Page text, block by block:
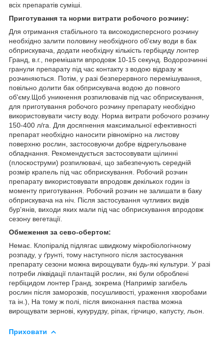
всіх препаратів суміші.
Приготування та норми витрати робочого розчину:
Для отримання стабільного та високодисперсного розчину
необхідно залити половину необхідного об'єму води в бак
обприскувача, додати необхідну кількість гербіциду лонтер
Гранд, в.г., перемішати впродовж 10-15 секунд. Водорозчинні
гранули препарату під час контакту з водою відразу ж
розчиняються. Потім, у разі безперервного перемішування,
повільно долити бак обприскувача водою до повного
об'єму.Щоб уникнення розпилювачів під час обприскування,
для приготування робочого розчину препарату необхідно
використовувати чисту воду. Норма витрати робочого розчину
150-400 л/га. Для досягнення максимальної ефективності
препарат необхідно наносити рівномірно на листову
поверхню рослин, застосовуючи добре відрегульоване
обладнання. Рекомендується застосовувати щілинні
(плоскоструми) розпилювачі, що забезпечують середній
розмір крапель під час обприскування. Робочий розчин
препарату використовувати впродовж декількох годин із
моменту приготування. Робочий розчин не залишати в баку
обприскувача на ніч. Після застосування чутливих видів
бур'янів, виходи яких мали під час обприскування впродовж
сезону вегетації.
Обмеження за сево-обертом:
Немає. Клопіралід підлягає швидкому мікробіологічному
розпаду, у ґрунті, тому наступного після застосування
препарату сезони можна вирощувати будь-які культури. У разі
потреби ліквідації плантацій рослин, які були оброблені
гербіцидом лонтер Гранд, зокрема (Напримір загибель
рослин після заморозків, посушливості, ураження хворобами
та ін.), На тому ж полі, після виконання паства можна
вирощувати зернові, кукурудзу, ріпак, гірчицю, капусту, льон.
Приховати